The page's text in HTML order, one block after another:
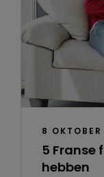
8
5 Franse
hebben